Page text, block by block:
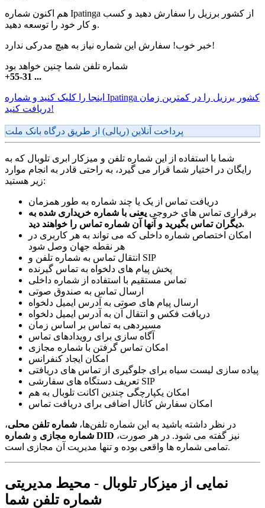
هم اکنون شماره Ipatinga از کشور برزیل را سفارش دهید و کسب
و کار خود را توسعه دهید.
خبر خوب! سفارش این شماره نیاز به هیچ مدرکی ندارد!
شماره تلفن شما چنین خواهد بود
+55-31 ...
اینجا را کلیک کنید و شماره Ipatinga کشور برزیل را در کمترین زمان
دریافت کنید!
پرداخت آنلاین (ریالی) از طریق درگاه بانک ملت
شما با استفاده از این شماره تلفن و میزکار ابری تلوبال که به
رایگان در اختیار شما قرار می گیرد، به راحتی قادر به انجام موارد
زیر هستید:
دریافت تماس از یک یا چند شماره به طور همزمان
برقراری تماس های خروجی یعنی با شماره خریداری شده به
دیگران تماس بگیرید و آنها آن شماره تماس را خواهند دید.
امکان اختصاص شماره داخلی که می تواند به هر کاربری در
هر نقطه جهان وصل شود
انتقال تماس به شماره تلفن و SIP
پخش پیام های دلخواه به تماس گیرنده
تماس مستقیم با استفاده از شماره داخلی
ارسال تماس به صندوق صوتی
ارسال پیام های صوتی به آدرس ایمیل دلخواه
دریافت فکس و انتقال آن به آدرس ایمیل دلخواه
مسیردهی به تماس بر اساس زمان
آگاه سازی برای رویدادهای تماس
امکان تماس گرفتن با شماره مجازی
امکان ایجاد کنفرانس
پیاده سازی لیست سیاه برای جلوگیری از تماس های دریافتی
تعریف دستگاه های سفارشی SIP
امکان یکپارچگی چندین اکانت تلوبال به هم
امکان سفارش کانال اضافی برای دریافت تماس
در نظر داشته باشید به این شماره تلفن‌ها، شماره تلفن محلی،
شماره مجازی و شماره DID
تمامی شماره ها واقعی بوده و تنها مدیریت آن مجازی است.
نمایی از میزکار تلوبال - محیط مدیریتی
شماره تلفن شما